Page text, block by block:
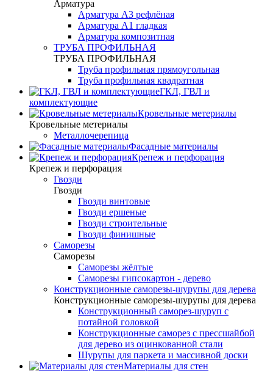
Арматура
Арматура А3 рефлёная
Арматура А1 гладкая
Арматура композитная
ТРУБА ПРОФИЛЬНАЯ
ТРУБА ПРОФИЛЬНАЯ
Труба профильная прямоугольная
Труба профильная квадратная
ГКЛ, ГВЛ и
комплектующие
Кровельные метериалы
Кровельные метериалы
Металлочерепица
Фасадные материалы
Крепеж и перфорация
Крепеж и перфорация
Гвозди
Гвозди
Гвозди винтовые
Гвозди ершеные
Гвозди строительные
Гвозди финишные
Саморезы
Саморезы
Саморезы жёлтые
Саморезы гипсокартон - дерево
Конструкционные саморезы-шурупы для дерева
Конструкционные саморезы-шурупы для дерева
Конструкционный саморез-шуруп с
потайной головкой
Конструкционные саморез с прессшайбой
для дерево из оцинкованной стали
Шурупы для паркета и массивной доски
Материалы для стен